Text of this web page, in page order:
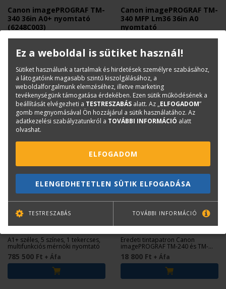
Canon imagePROGRAF TM-
340 36in A0+ nyomtató
(6248C003)
914mm (A0+) széles, 5 színes
tintával
408 000 Ft+ Áfa
Canon imagePROGRAF TM-
340 MFP Lm36 36in A0
nyomtató
A0+ széles, 5 színes, 1 tekercses,
1 138 700 Ft+ Áfa
Gépcsere esetén 53.250 Ft+áfa
beszámítás!
CANON
Canon imagePROGRAF TM-
240 MFP Lm24 24in A1+
nyomtató
A1+ széles, 5 színes, 1 tekercses,
multifunkciós mérnöki nyomtató
785 500 Ft + Áfa
CANON
Canon PFI-030MBK Matte
Black tintapatron 55 ml
(3488C001)
Eredeti tintapatron Canon
imagePROGRAF TM-240 és TM-
340 nyomtatókhoz.
18 800 Ft + Áfa
Ez a weboldal is sütiket használ!
Sütiket használunk a tartalmak és hirdetések személyre szabásához,
a látogatóink magasabb szintű kiszolgálásához, a
weboldalforgalmunk elemzéséhez, illetve marketing
tevékenységünk támogatása érdekében. Ezen sütik működésének a
beállítását elvégezheti a TESTRESZABÁS alatt. Az „ELFOGADOM”
gomb megnyomásával Ön hozzájárul a sütik használatához. Az
adatkezelési szabályzatunkról a TOVÁBBI INFORMÁCIÓ alatt
olvashat.
ELFOGADOM
ELENGEDHETETLEN SÜTIK ELFOGADÁSA
TESTRESZABÁS TOVÁBBI INFORMÁCIÓ